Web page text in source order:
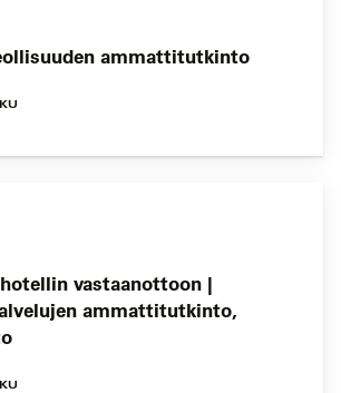
ammattitutkinto
vastaanottoon |
ammattitutkinto,